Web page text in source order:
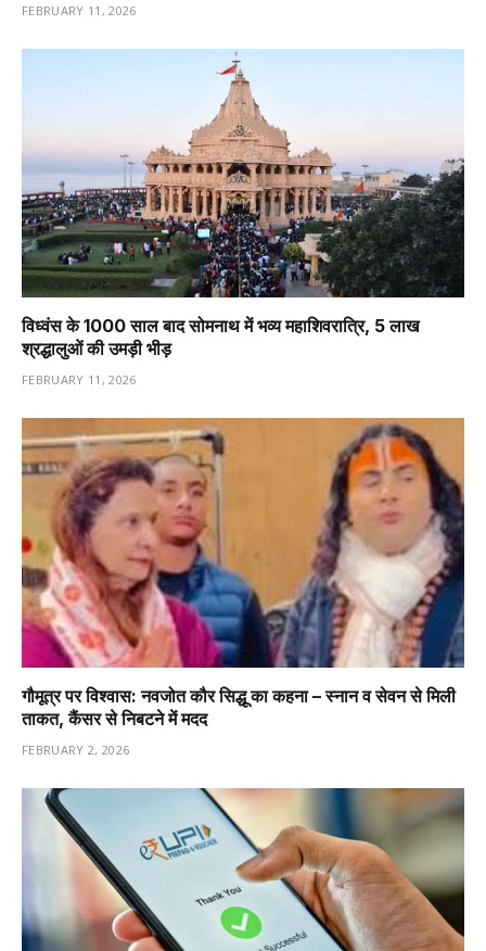
FEBRUARY 11, 2026
विध्वंस के 1000 साल बाद सोमनाथ में भव्य महाशिवरात्रि, 5 लाख
श्रद्धालुओं की उमड़ी भीड़
FEBRUARY 11, 2026
गौमूत्र पर विश्वास: नवजोत कौर सिद्धू का कहना – स्नान व सेवन से मिली
ताकत, कैंसर से निबटने में मदद
FEBRUARY 2, 2026